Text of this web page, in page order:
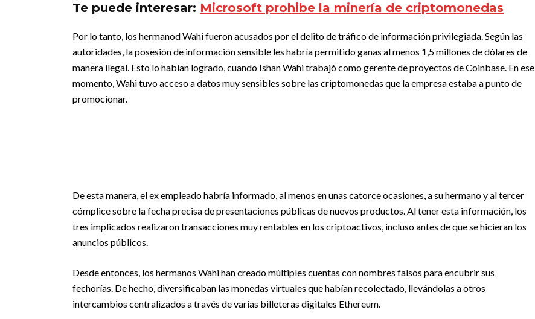
Te puede interesar: Microsoft prohibe la minería de criptomonedas
Por lo tanto, los hermanod Wahi fueron acusados por el delito de tráfico de información privilegiada. Según las
autoridades, la posesión de información sensible les habría permitido ganas al menos 1,5 millones de dólares de
manera ilegal. Esto lo habían logrado, cuando Ishan Wahi trabajó como gerente de proyectos de Coinbase. En ese
momento, Wahi tuvo acceso a datos muy sensibles sobre las criptomonedas que la empresa estaba a punto de
promocionar.
De esta manera, el ex empleado habría informado, al menos en unas catorce ocasiones, a su hermano y al tercer
cómplice sobre la fecha precisa de presentaciones públicas de nuevos productos. Al tener esta información, los
tres implicados realizaron transacciones muy rentables en los criptoactivos, incluso antes de que se hicieran los
anuncios públicos.
Desde entonces, los hermanos Wahi han creado múltiples cuentas con nombres falsos para encubrir sus
fechorías. De hecho, diversificaban las monedas virtuales que habían recolectado, llevándolas a otros
intercambios centralizados a través de varias billeteras digitales Ethereum.